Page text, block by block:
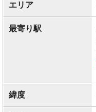
エリア
最寄り駅
緯度